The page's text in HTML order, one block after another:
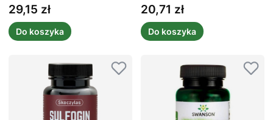
Cena
29,15 zł
Do koszyka
Cena
20,71 zł
Do koszyka